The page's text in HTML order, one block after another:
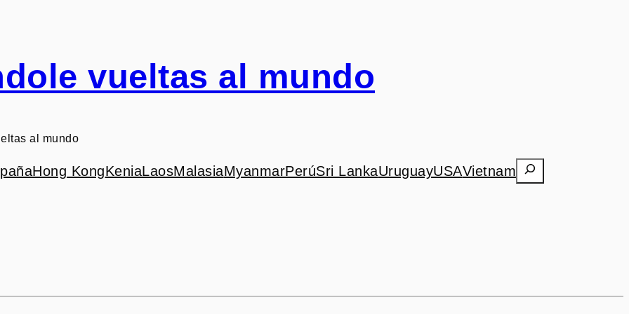
vueltas al mundo
al mundo
Hong KongKeniaLaosMalasiaMyanmarPerúSri LankaUruguayUSAVietnam Search